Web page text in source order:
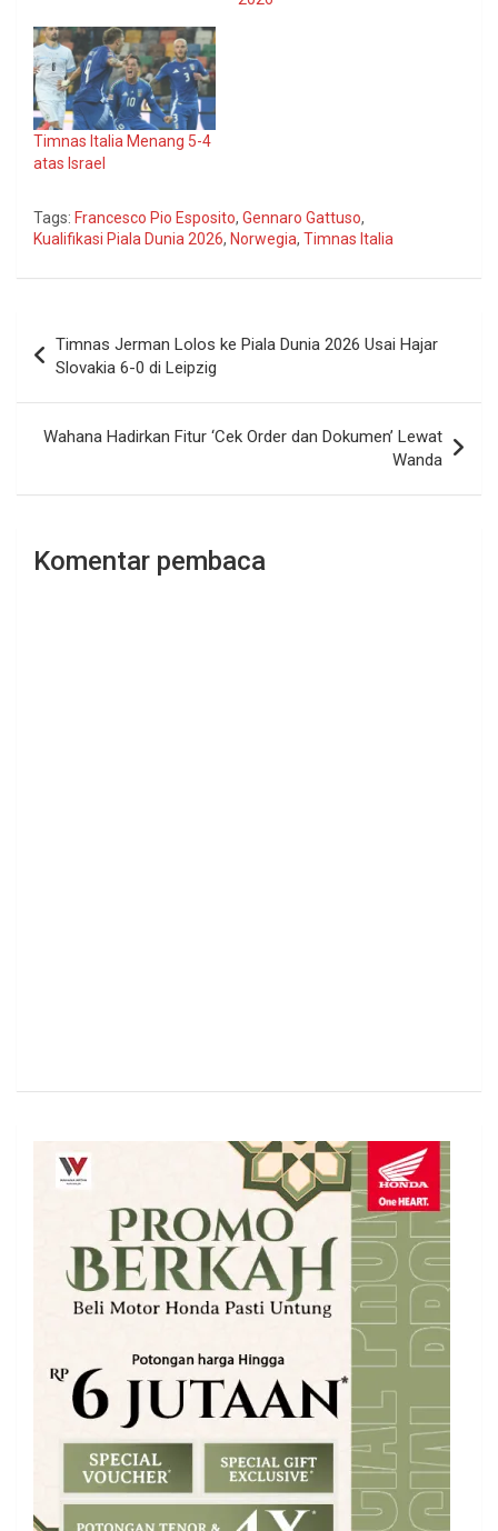
Timnas Italia Menang 5-4
atas Israel
Tags: Francesco Pio Esposito, Gennaro Gattuso,
Kualifikasi Piala Dunia 2026, Norwegia, Timnas Italia
pos
Timnas Jerman Lolos ke Piala Dunia 2026 Usai Hajar
Slovakia 6-0 di Leipzig
Wahana Hadirkan Fitur ‘Cek Order dan Dokumen’ Lewat
Wanda
Komentar pembaca